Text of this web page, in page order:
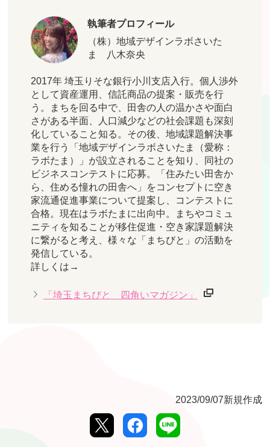
執筆者プロフィール
（株）地域デザインラボさいた
ま 八木奈央
2017年 埼玉りそな銀行小川支店入行。個人渉外
として資産運用、信託商品の提案・販売を行
う。まちを回る中で、田舎の人の温かさや面白
さがある半面、人口減少などの社会課題も深刻
化していること知る。その後、地域課題解決事
業を行う「地域デザインラボさいたま（愛称：
ラボたま）」が設立されることを知り、同社の
ビジネスコンテストに応募。「住みたい田舎か
ら、住める憧れの田舎へ」をコンセプトに空き
家流通促進事業について提案し、コンテストに
合格。現在はラボたまに出向中。まちやコミュ
ニティを知ることが移住促進・空き家課題解決
に繋がると考え、様々な「まちびと」の活動を
発信している。
詳しくは→
「埼玉まちびと 四角いマガジン」
2023/09/07新規作成